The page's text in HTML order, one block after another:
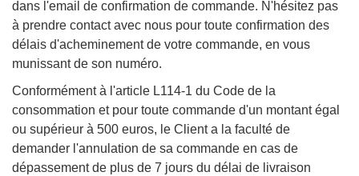
dans l'email de confirmation de commande. N'hésitez pas
à prendre contact avec nous pour toute confirmation des
délais d'acheminement de votre commande, en vous
munissant de son numéro.
Conformément à l'article L114-1 du Code de la
consommation et pour toute commande d'un montant égal
ou supérieur à 500 euros, le Client a la faculté de
demander l'annulation de sa commande en cas de
dépassement de plus de 7 jours du délai de livraison